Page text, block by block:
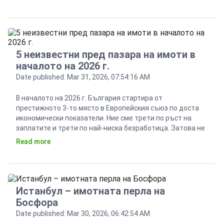
5 неизвестни пред пазара на имоти в
началото на 2026 г.
Date published: Mar 31, 2026, 07:54:16 AM
В началото на 2026 г. България стартира от
престижното 3-то място в Европейския съюз по доста
икономически показатели. Ние сме трети по ръст на
заплатите и трети по най-ниска безработица. Затова не
трябва да се учудваме, че страната ни е напълно
Read more
Истанбул – имотната перла на
Босфора
Date published: Mar 30, 2026, 06:42:54 AM